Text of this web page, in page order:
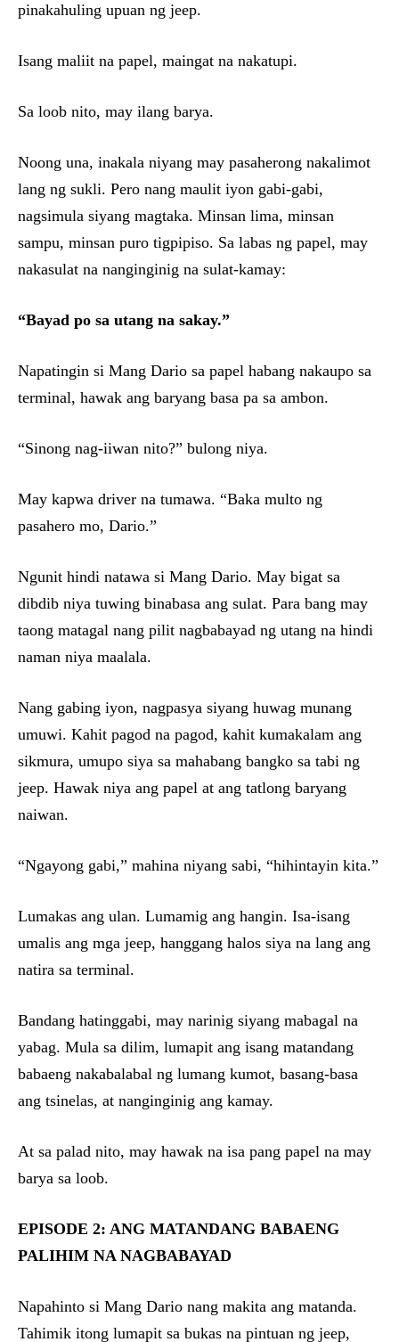
pinakahuling upuan ng jeep.
Isang maliit na papel, maingat na nakatupi.
Sa loob nito, may ilang barya.
Noong una, inakala niyang may pasaherong nakalimot
lang ng sukli. Pero nang maulit iyon gabi-gabi,
nagsimula siyang magtaka. Minsan lima, minsan
sampu, minsan puro tigpipiso. Sa labas ng papel, may
nakasulat na nanginginig na sulat-kamay:
“Bayad po sa utang na sakay.”
Napatingin si Mang Dario sa papel habang nakaupo sa
terminal, hawak ang baryang basa pa sa ambon.
“Sinong nag-iiwan nito?” bulong niya.
May kapwa driver na tumawa. “Baka multo ng
pasahero mo, Dario.”
Ngunit hindi natawa si Mang Dario. May bigat sa
dibdib niya tuwing binabasa ang sulat. Para bang may
taong matagal nang pilit nagbabayad ng utang na hindi
naman niya maalala.
Nang gabing iyon, nagpasya siyang huwag munang
umuwi. Kahit pagod na pagod, kahit kumakalam ang
sikmura, umupo siya sa mahabang bangko sa tabi ng
jeep. Hawak niya ang papel at ang tatlong baryang
naiwan.
“Ngayong gabi,” mahina niyang sabi, “hihintayin kita.”
Lumakas ang ulan. Lumamig ang hangin. Isa-isang
umalis ang mga jeep, hanggang halos siya na lang ang
natira sa terminal.
Bandang hatinggabi, may narinig siyang mabagal na
yabag. Mula sa dilim, lumapit ang isang matandang
babaeng nakabalabal ng lumang kumot, basang-basa
ang tsinelas, at nanginginig ang kamay.
At sa palad nito, may hawak na isa pang papel na may
barya sa loob.
EPISODE 2: ANG MATANDANG BABAENG
PALIHIM NA NAGBABAYAD
Napahinto si Mang Dario nang makita ang matanda.
Tahimik itong lumapit sa bukas na pintuan ng jeep,